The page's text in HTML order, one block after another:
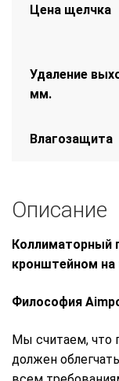
Цена щелчка
Удаление
мм.
Влагозащита
Описание
Коллиматорный
кронштейном на
Философия
Мы считаем, что
должен